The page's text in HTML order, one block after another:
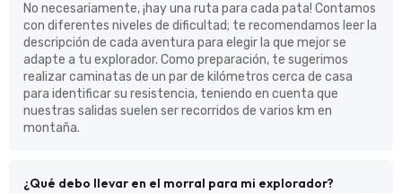
No necesariamente, ¡hay una ruta para cada pata! Contamos
con diferentes niveles de dificultad; te recomendamos leer la
descripción de cada aventura para elegir la que mejor se
adapte a tu explorador. Como preparación, te sugerimos
realizar caminatas de un par de kilómetros cerca de casa
para identificar su resistencia, teniendo en cuenta que
nuestras salidas suelen ser recorridos de varios km en
montaña.
¿Qué debo llevar en el morral para mi explorador?